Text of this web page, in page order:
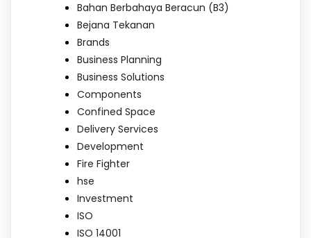
Bahan Berbahaya Beracun (B3)
Bejana Tekanan
Brands
Business Planning
Business Solutions
Components
Confined Space
Delivery Services
Development
Fire Fighter
hse
Investment
ISO
ISO 14001